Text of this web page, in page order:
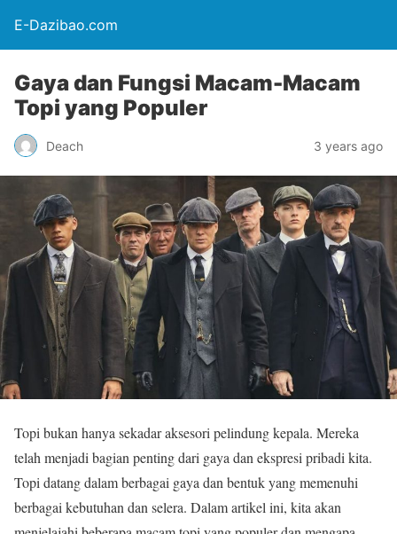
E-Dazibao.com
Gaya dan Fungsi Macam-Macam
Topi yang Populer
Deach 3 years ago
Topi bukan hanya sekadar aksesori pelindung kepala. Mereka
telah menjadi bagian penting dari gaya dan ekspresi pribadi kita.
Topi datang dalam berbagai gaya dan bentuk yang memenuhi
berbagai kebutuhan dan selera. Dalam artikel ini, kita akan